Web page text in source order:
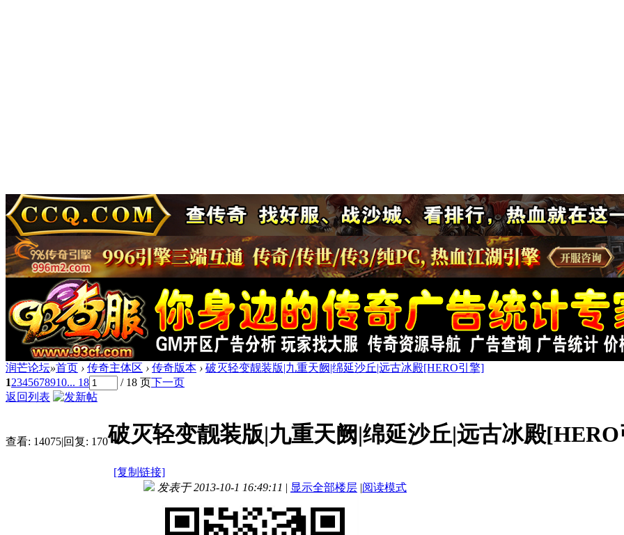
润芒论坛»首页 › 传奇主体区 › 传奇版本 › 破灭轻变靓装版|九重天阙|绵延沙丘|远古冰殿[HERO引擎]
12345678910... 18 / 18 页下一页
返回列表
查看: 14075|回复: 170破灭轻变靓装版|九重天阙|绵延沙丘|远古冰殿
[复制链接]
发表于 2013-10-1 16:49:11 | 显示全部楼层 |阅读模式